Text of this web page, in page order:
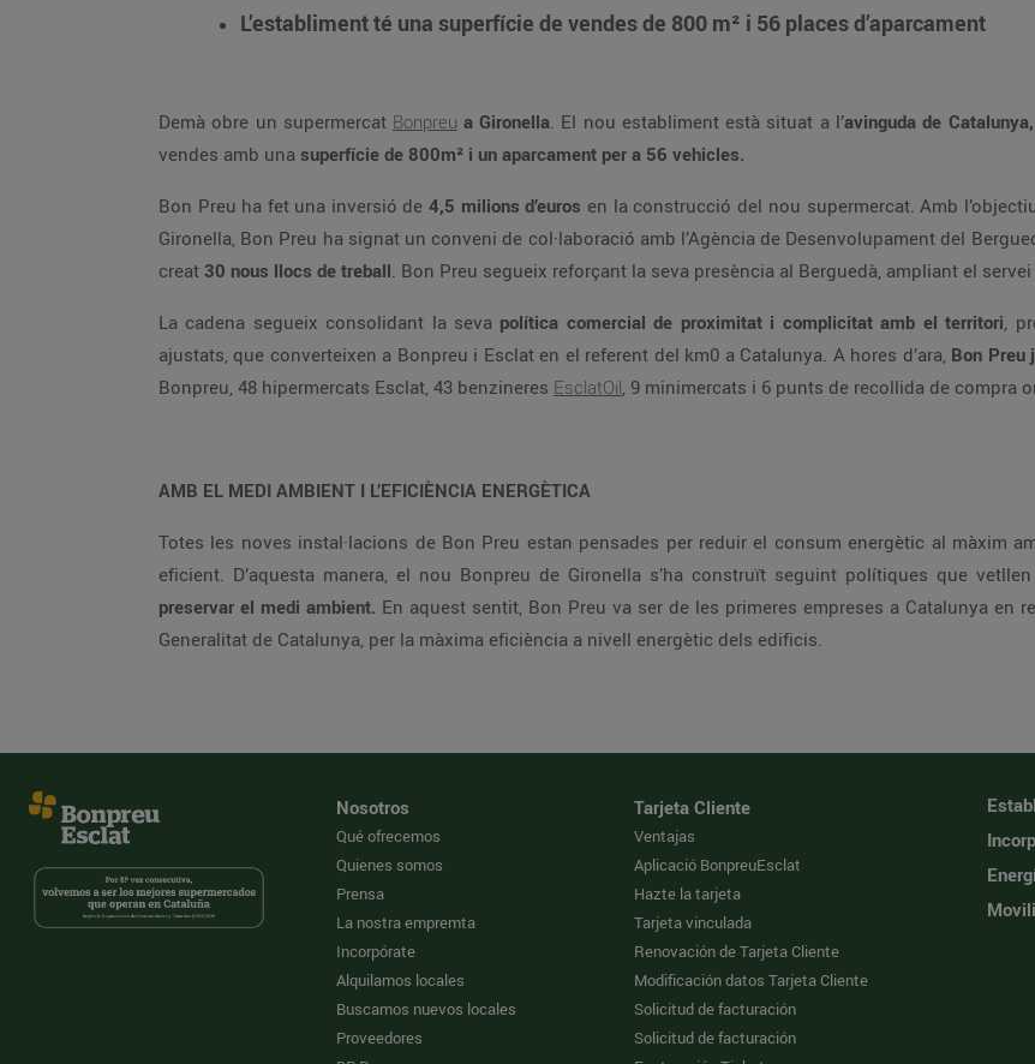
L’establiment té una superfície de vendes de 800 m² i 56 places d’aparcament
Demà obre un supermercat Bonpreu a Gironella. El nou establiment està situat a l’avinguda de
vendes amb una superfície de 800m² i un aparcament per a 56 vehicles.
Bon Preu ha fet una inversió de 4,5 milions d’euros en la construcció del nou supermercat. Amb
Gironella, Bon Preu ha signat un conveni de col·laboració amb l’Agència de Desenvolupament del
creat 30 nous llocs de treball. Bon Preu segueix reforçant la seva presència al Berguedà, ampliant el
La cadena segueix consolidant la seva política comercial de proximitat i complicitat amb el territori,
ajustats, que converteixen a Bonpreu i Esclat en el referent del km0 a Catalunya. A hores d’ara, Bon Preu
Bonpreu, 48 hipermercats Esclat, 43 benzineres EsclatOil, 9 minimercats i 6 punts de recollida de compra
AMB EL MEDI AMBIENT I L’EFICIÈNCIA ENERGÈTICA
Totes les noves instal·lacions de Bon Preu estan pensades per reduir el consum energètic al màxim
eficient. D’aquesta manera, el nou Bonpreu de Gironella s’ha construït seguint polítiques que
preservar el medi ambient. En aquest sentit, Bon Preu va ser de les primeres empreses a Catalunya en
Generalitat de Catalunya, per la màxima eficiència a nivell energètic dels edificis.
Nosotros
Qué ofrecemos
Quienes somos
Prensa
La nostra empremta
Incorpórate
Alquilamos locales
Buscamos nuevos locales
Proveedores
Tarjeta Cliente
Ventajas
Aplicació BonpreuEsclat
Hazte la tarjeta
Tarjeta vinculada
Renovación de Tarjeta Cliente
Modificación datos Tarjeta Cliente
Solicitud de facturación
Solicitud de facturación